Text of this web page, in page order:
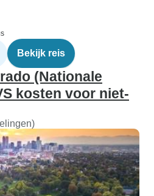
Bekijk reis
(Nationale
kosten voor niet-